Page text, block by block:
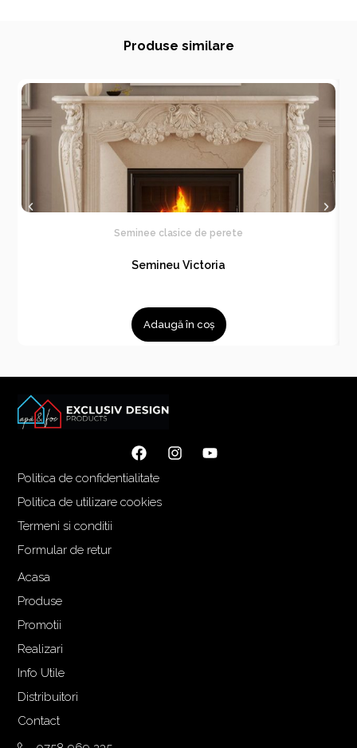
Produse similare
Seminee clasice de perete
Semineu Victoria
Adaugă în coș
Politica de confidentialitate
Politica de utilizare cookies
Termeni si conditii
Formular de retur
Acasa
Produse
Promotii
Realizari
Info Utile
Distribuitori
Contact